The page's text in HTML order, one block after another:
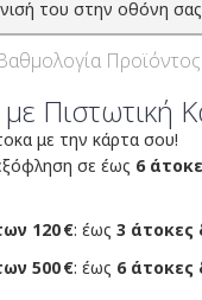
του στην οθόνη σας
Προϊόντος
Πιστωτική
με την κάρτα σου!
σε έως 6
120 €: έως 3 άτοκες
500 €: έως 6 άτοκες